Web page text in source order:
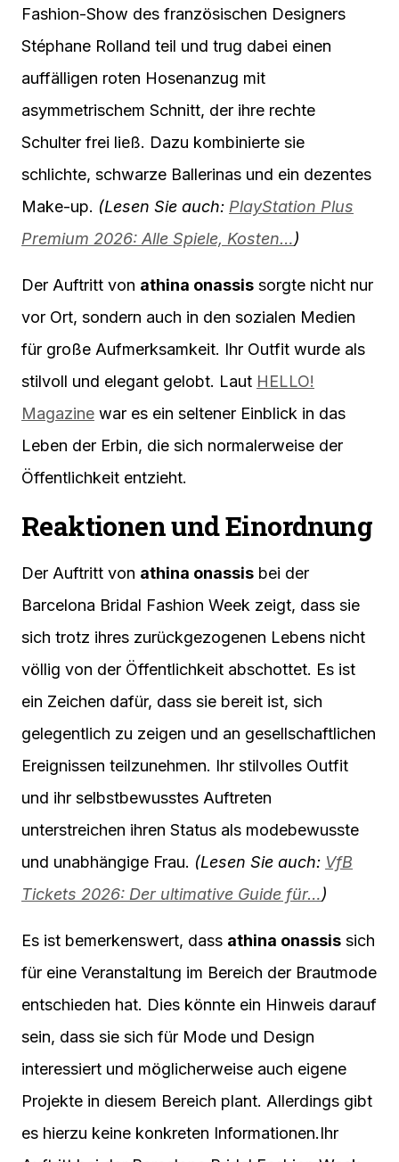
Fashion-Show des französischen Designers
Stéphane Rolland teil und trug dabei einen
auffälligen roten Hosenanzug mit
asymmetrischem Schnitt, der ihre rechte
Schulter frei ließ. Dazu kombinierte sie
schlichte, schwarze Ballerinas und ein dezentes
Make-up. (Lesen Sie auch: PlayStation Plus
Premium 2026: Alle Spiele, Kosten…)
Der Auftritt von athina onassis sorgte nicht nur
vor Ort, sondern auch in den sozialen Medien
für große Aufmerksamkeit. Ihr Outfit wurde als
stilvoll und elegant gelobt. Laut HELLO!
Magazine war es ein seltener Einblick in das
Leben der Erbin, die sich normalerweise der
Öffentlichkeit entzieht.
Reaktionen und Einordnung
Der Auftritt von athina onassis bei der
Barcelona Bridal Fashion Week zeigt, dass sie
sich trotz ihres zurückgezogenen Lebens nicht
völlig von der Öffentlichkeit abschottet. Es ist
ein Zeichen dafür, dass sie bereit ist, sich
gelegentlich zu zeigen und an gesellschaftlichen
Ereignissen teilzunehmen. Ihr stilvolles Outfit
und ihr selbstbewusstes Auftreten
unterstreichen ihren Status als modebewusste
und unabhängige Frau. (Lesen Sie auch: VfB
Tickets 2026: Der ultimative Guide für…)
Es ist bemerkenswert, dass athina onassis sich
für eine Veranstaltung im Bereich der Brautmode
entschieden hat. Dies könnte ein Hinweis darauf
sein, dass sie sich für Mode und Design
interessiert und möglicherweise auch eigene
Projekte in diesem Bereich plant. Allerdings gibt
es hierzu keine konkreten Informationen.Ihr